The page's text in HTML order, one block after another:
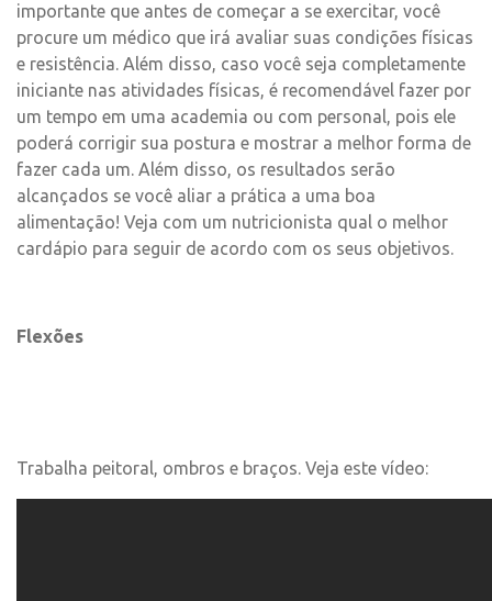
importante que antes de começar a se exercitar, você
procure um médico que irá avaliar suas condições físicas
e resistência. Além disso, caso você seja completamente
iniciante nas atividades físicas, é recomendável fazer por
um tempo em uma academia ou com personal, pois ele
poderá corrigir sua postura e mostrar a melhor forma de
fazer cada um. Além disso, os resultados serão
alcançados se você aliar a prática a uma boa
alimentação! Veja com um nutricionista qual o melhor
cardápio para seguir de acordo com os seus objetivos.
Flexões
Trabalha peitoral, ombros e braços. Veja este vídeo: